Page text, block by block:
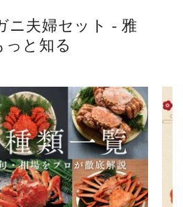
ニ夫婦セット - 雅
っと知る